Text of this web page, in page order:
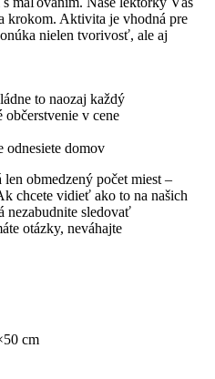
krokom. Aktivita je vhodná pre
nielen tvorivosť, ale aj
to naozaj každý
v cene
odnesiete domov
obmedzený počet miest –
chcete vidieť ako to na našich
nezabudnite sledovať
otázky, neváhajte
cm